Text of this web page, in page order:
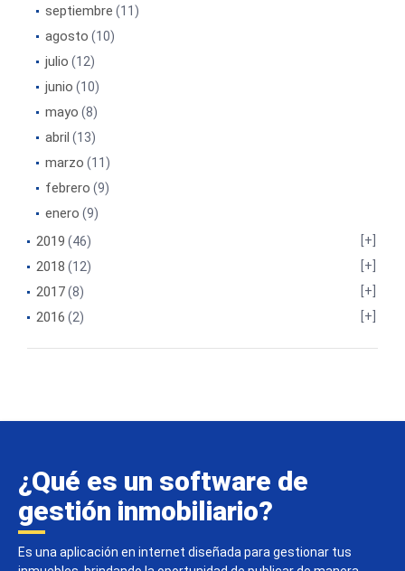
septiembre (11)
agosto (10)
julio (12)
junio (10)
mayo (8)
abril (13)
marzo (11)
febrero (9)
enero (9)
2019 (46)
2018 (12)
2017(8)
2016 (2)
¿Qué es un software de
gestión inmobiliario?
Es una aplicación en internet diseñada para gestionar tus